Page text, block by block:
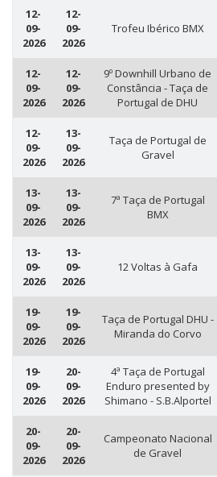
12-
09-
2026
12-
09-
2026
Trofeu Ibérico BMX
12-
09-
2026
12-
09-
2026
9º Downhill Urbano de
Constância - Taça de
Portugal de DHU
12-
09-
2026
13-
09-
2026
Taça de Portugal de
Gravel
13-
09-
2026
13-
09-
2026
7ª Taça de Portugal
BMX
13-
09-
2026
13-
09-
2026
12 Voltas à Gafa
19-
09-
2026
19-
09-
2026
Taça de Portugal DHU -
Miranda do Corvo
19-
09-
2026
20-
09-
2026
4ª Taça de Portugal
Enduro presented by
Shimano - S.B.Alportel
20-
09-
2026
20-
09-
2026
Campeonato Nacional
de Gravel